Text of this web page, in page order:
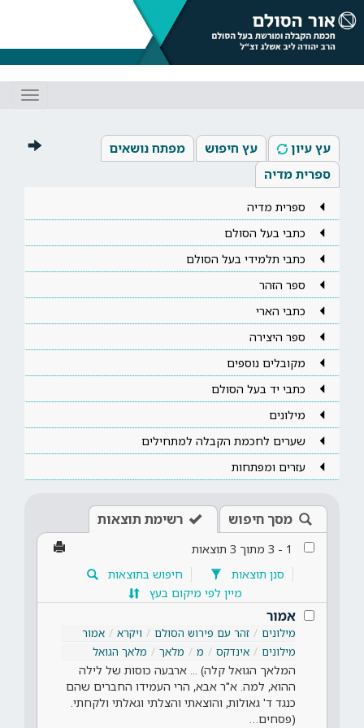
עץ עיון עץ חיפוש
מפתח נושאים
ספרית מדיה
ספרית מדיה
כתבי בעל הסולם
כתבי תלמידי בעל הסולם
ספר הזהר
כתבי הארי
ספר היצירה
מקובלים נוספים
כתבי יד בעל הסולם
מילונים
שערים לחכמת הקבלה למתחילים
עזרים ומפתחות
מסך חיפוש רשימת תוצאות
1
-
3 מתוך 3 תוצאות
סנן תוצאות
חיפוש בתוצאות
מיין לפי מיקום בעץ
אמור
מילונים זהר עם פירוש הסולם ויקרא
אמור
מילונים
אינדקס מ מלאך מלאך הגואל
המלאך הגואל קלה) ... ארבעה כוסות של לילה
ההוא, למה. א"ר אבא, הרי העמידו החברים שהם
כנגד ד' גאולות, והוצאתי והצלתי וגאלתי ולקחתי.
(פסחים…